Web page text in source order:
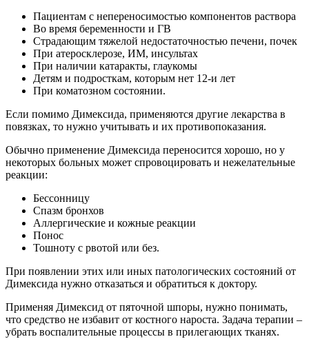
Пациентам с непереносимостью компонентов раствора
Во время беременности и ГВ
Страдающим тяжелой недостаточностью печени, почек
При атеросклерозе, ИМ, инсультах
При наличии катаракты, глаукомы
Детям и подросткам, которым нет 12-и лет
При коматозном состоянии.
Если помимо Димексида, применяются другие лекарства в
повязках, то нужно учитывать и их противопоказания.
Обычно применение Димексида переносится хорошо, но у
некоторых больных может спровоцировать и нежелательные
реакции:
Бессонницу
Спазм бронхов
Аллергические и кожные реакции
Понос
Тошноту с рвотой или без.
При появлении этих или иных патологических состояний от
Димексида нужно отказаться и обратиться к доктору.
Применяя Димексид от пяточной шпоры, нужно понимать,
что средство не избавит от костного нароста. Задача терапии –
убрать воспалительные процессы в прилегающих тканях.